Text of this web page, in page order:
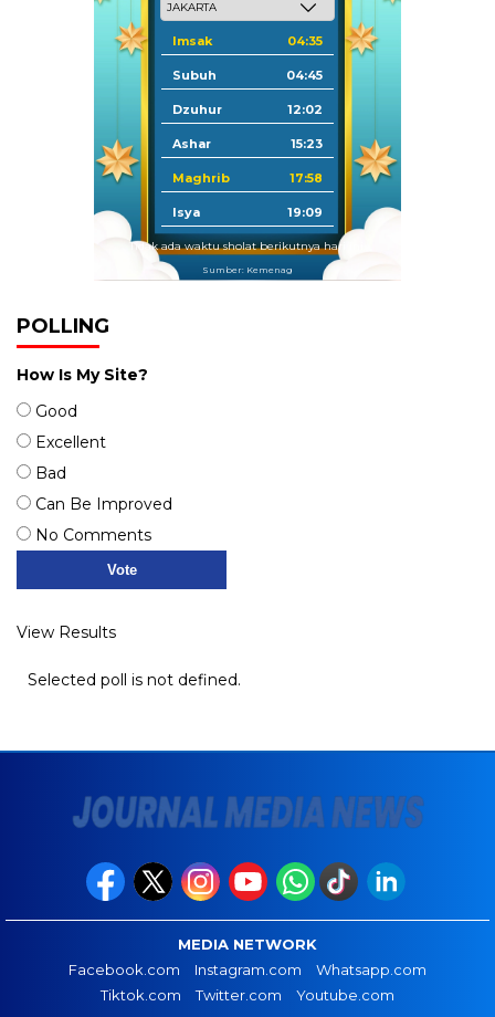
Imsak 04:35
Subuh 04:45
Dzuhur 12:02
Ashar 15:23
Maghrib 17:58
Isya 19:09
Tidak ada waktu sholat berikutnya hari ini.
Sumber: Kemenag
POLLING
How Is My Site?
Good
Excellent
Bad
Can Be Improved
No Comments
View Results
Selected poll is not defined.
MEDIA NETWORK
Facebook.com
Instagram.com
Whatsapp.com
Tiktok.com
Twitter.com Youtube.com